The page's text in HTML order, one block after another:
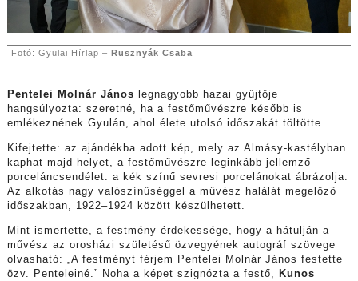
Fotó: Gyulai Hírlap – Rusznyák Csaba
Pentelei Molnár János legnagyobb hazai gyűjtője
hangsúlyozta: szeretné, ha a festőművészre később is
emlékeznének Gyulán, ahol élete utolsó időszakát töltötte.
Kifejtette: az ajándékba adott kép, mely az Almásy-kastélyban
kaphat majd helyet, a festőművészre leginkább jellemző
porceláncsendélet: a kék színű sevresi porcelánokat ábrázolja.
Az alkotás nagy valószínűséggel a művész halálát megelőző
időszakban, 1922–1924 között készülhetett.
Mint ismertette, a festmény érdekessége, hogy a hátulján a
művész az orosházi születésű özvegyének autográf szövege
olvasható: „A festményt férjem Pentelei Molnár János festette
özv. Penteleiné.” Noha a képet szignózta a festő,
Kunos